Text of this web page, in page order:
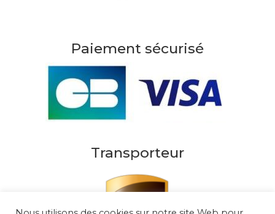
Paiement sécurisé
Transporteur